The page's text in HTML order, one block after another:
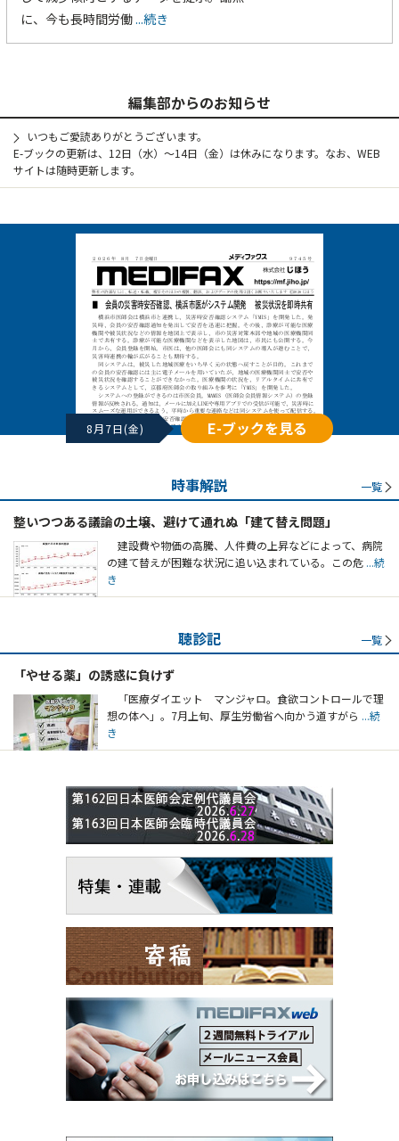
に、今も長時間労働...続き
編集部からのお知らせ
いつもご愛読ありがとうございます。
E-ブックの更新は、12日（水）～14日（金）は休みになります。なお、WEB
サイトは随時更新します。
8月7日(金) E-ブックを見る
時事解説 一覧
整いつつある議論の土壌、避けて通れぬ「建て替え問題」
建設費や物価の高騰、人件費の上昇などによって、病院
の建て替えが困難な状況に追い込まれている。この危 ...続
き
聴診記 一覧
「やせる薬」の誘惑に負けず
「医療ダイエット マンジャロ。食欲コントロールで理
想の体へ」。7月上旬、厚生労働省へ向かう道すがら ...続
き